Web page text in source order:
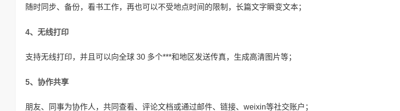
随时同步、备份，看书工作，再也可以不受地点时间的限制，长篇文字瞬变文本；
4、无线打印
支持无线打印，并且可以向全球 30 多个***和地区发送传真，生成高清图片等；
5、协作共享
朋友、同事为协作人，共同查看、评论文档或通过邮件、链接、weixin等社交账户；